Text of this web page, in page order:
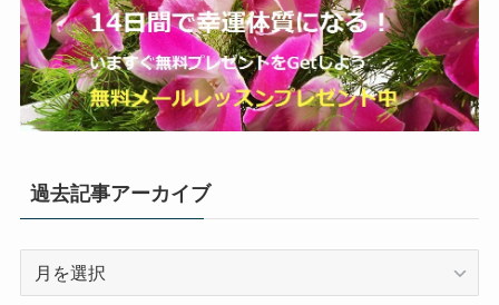
過去記事アーカイブ